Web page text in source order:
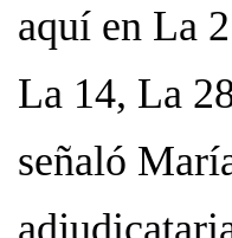
aquí en La
La 14, La
señaló